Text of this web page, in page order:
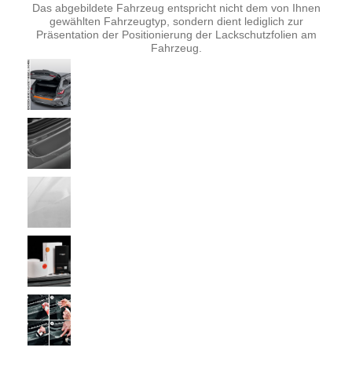
Das abgebildete Fahrzeug entspricht nicht dem von Ihnen
gewählten Fahrzeugtyp, sondern dient lediglich zur
Präsentation der Positionierung der Lackschutzfolien am
Fahrzeug.